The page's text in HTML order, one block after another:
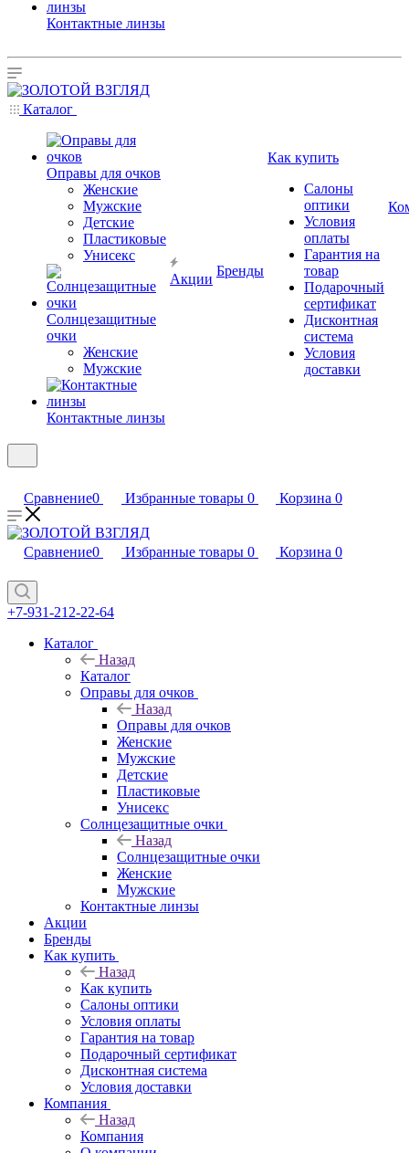
Контактные линзы
Каталог
Оправы для очков
Женские
Мужские
Детские
Пластиковые
Унисекс
Солнцезащитные
очки
Женские
Мужские
Контактные линзы
Акции
Бренды
Как купить
Салоны
оптики
Условия
оплаты
Гарантия на
товар
Подарочный
сертификат
Дисконтная
система
Условия
доставки
Сравнение0 Избранные товары 0 Корзина 0
Сравнение0 Избранные товары 0 Корзина 0
+7-931-212-22-64
Каталог
Назад
Каталог
Оправы для очков
Назад
Оправы для очков
Женские
Мужские
Детские
Пластиковые
Унисекс
Солнцезащитные очки
Назад
Солнцезащитные очки
Женские
Мужские
Контактные линзы
Акции
Бренды
Как купить
Назад
Как купить
Салоны оптики
Условия оплаты
Гарантия на товар
Подарочный сертификат
Дисконтная система
Условия доставки
Компания
Назад
Компания